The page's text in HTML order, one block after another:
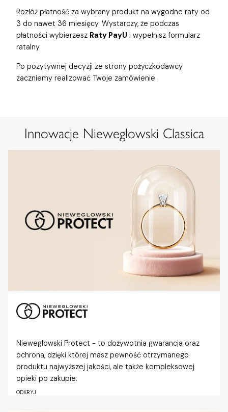
Rozłóż płatność za wybrany produkt na wygodne raty od
3 do nawet 36 miesięcy. Wystarczy, że podczas
płatności wybierzesz Raty PayU i wypełnisz formularz
ratalny.
Po pozytywnej decyzji ze strony pożyczkodawcy
zaczniemy realizować Twoje zamówienie.
Innowacje Nieweglowski Classica
Nieweglowski Protect - to dożywotnia gwarancja oraz
ochrona, dzięki której masz pewność otrzymanego
produktu najwyższej jakości, ale także kompleksowej
opieki po zakupie.
ODKRYJ